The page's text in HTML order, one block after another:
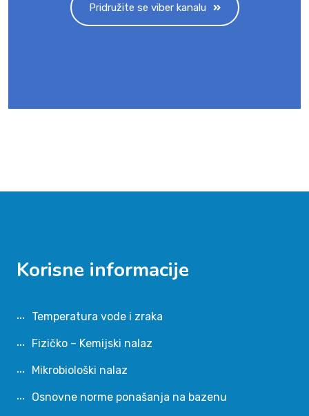
Pridružite se viber kanalu
Korisne informacije
Temperatura vode i zraka
Fizičko – Kemijski nalaz
Mikrobiološki nalaz
Osnovne norme ponašanja na bazenu